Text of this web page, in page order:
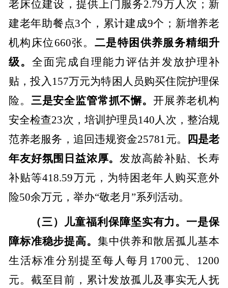
老床位建设，提供上门服务2.79万人次；新
建老年助餐点3个，累计建成9个；新增养老
机构床位 660张。 二是特困供养服务精细升
级。全面完成自理能力评估并发放护理补
贴，投入 157万元为特困人员购买住院护理保
险。 三是安全监管常抓不懈。 开展养老机构
安全检查23次，培训护理员140人次，整治规
范养老服务，追回违规资金25781元。
四是老
年友好氛围日益浓厚。发放高龄补贴、长寿
补贴等418.59万元 ，为特困老年人购买意外
险50余万元，举办“敬老月”系列活动。
（三）儿童福利保障坚实有力。 一是保
障标准稳步提高。 集中供养和散居孤儿基本
生活标准分别提至每人每月 1700元、 1200
元。截至目前，累计发放孤儿及事实无人抚